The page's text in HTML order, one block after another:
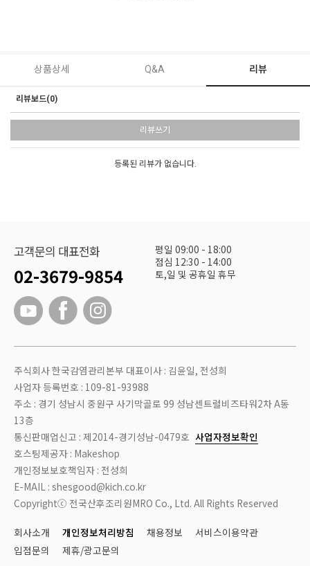
상품상세 Q&A 리뷰
리뷰보드(0)
리뷰쓰기
등록된 리뷰가 없습니다.
고객문의 대표전화
02-3679-9854
평일 09:00 - 18:00
점심 12:30 - 14:00
토,일 및 공휴일 휴무
주식회사 한국감염관리본부 대표이사 : 김윤일, 전성희
사업자 등록번호 : 109-81-93988
주소 : 경기 성남시 중원구 사기막골로 99 성남센트럴비즈타워2차 A동
13층
통신판매업신고 : 제2014-경기성남-0479호 사업자정보확인
호스팅제공자 : Makeshop
개인정보보호책임자 : 전성희
E-MAIL : shesgood@kich.co.kr
Copyrightⓒ 전국산후조리원MRO Co., Ltd. All Rights Reserved
회사소개 개인정보처리방침 채용정보
서비스이용약관
입점문의
제휴/광고문의